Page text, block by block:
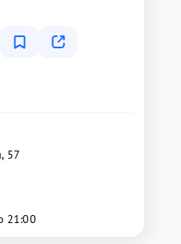
57
21:00